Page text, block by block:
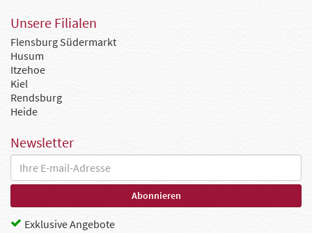
Unsere Filialen
Flensburg Südermarkt
Husum
Itzehoe
Kiel
Rendsburg
Heide
Newsletter
Exklusive Angebote